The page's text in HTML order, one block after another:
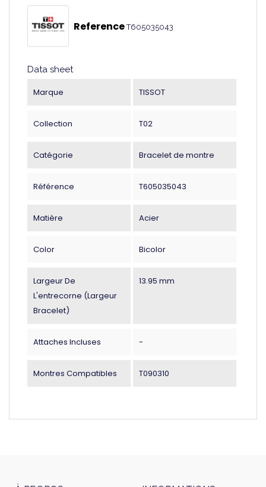
Reference T605035043
Data sheet
Marque TISSOT
Collection T02
Catégorie Bracelet de montre
Référence T605035043
Matière Acier
Color Bicolor
Largeur De
L'entrecorne (largeur
Bracelet)
13.95 mm
Attaches Incluses -
Montres Compatibles T090310